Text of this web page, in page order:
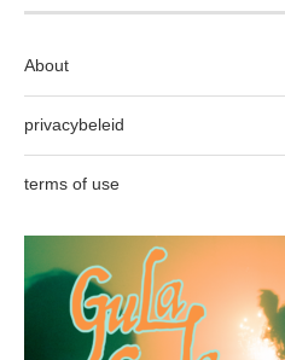
About
privacybeleid
terms of use